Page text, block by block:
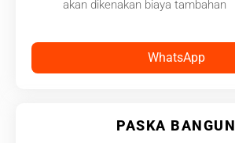
akan dikenakan biaya tambahan
WhatsApp
PASKA BANGUN